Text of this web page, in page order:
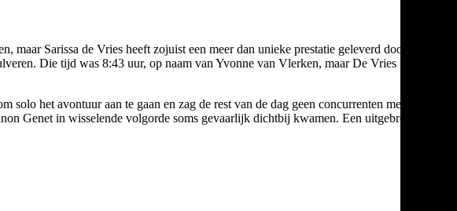
Sarissa de Vries heeft zojuist een meer dan unieke prestatie geleverd door zich
Die tijd was 8:43 uur, op naam van Yvonne van Vlerken, maar De Vries
het avontuur aan te gaan en zag de rest van de dag geen concurrenten meer om
Genet in wisselende volgorde soms gevaarlijk dichtbij kwamen. Een uitgebreid